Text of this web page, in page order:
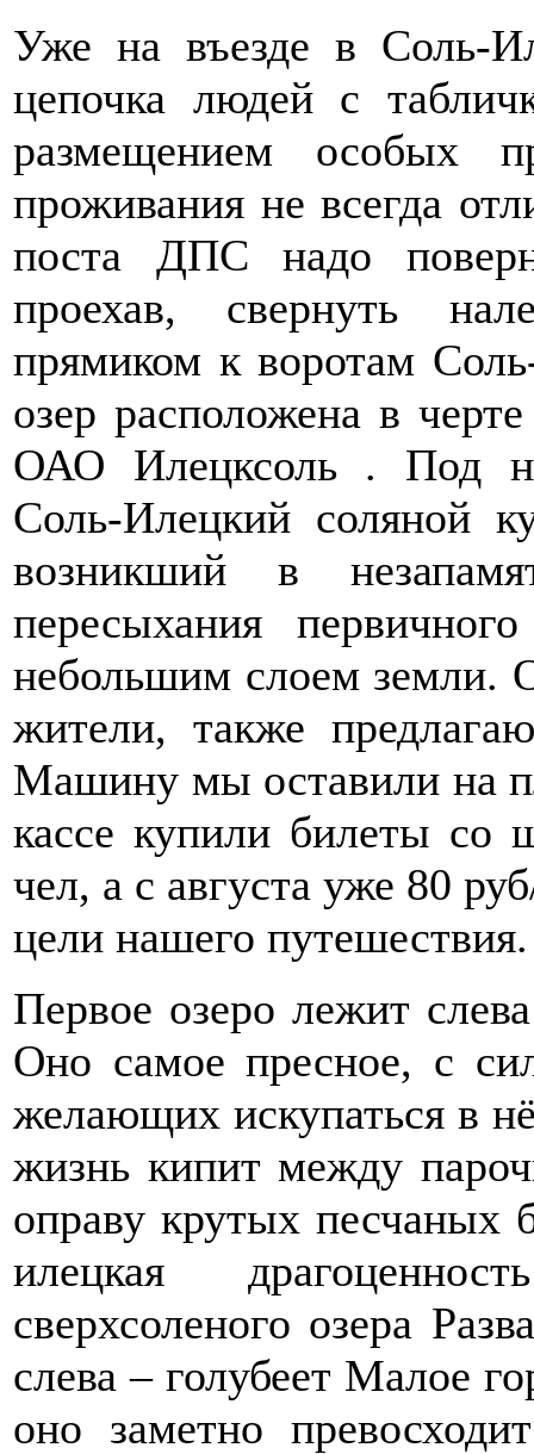
Уже на въезде в Соль-
цепочка людей с
размещением особых
проживания не всегда
поста ДПС надо
проехав, свернуть
прямиком к воротам
озер расположена в
ОАО Илецксоль . Под
Соль-Илецкий соляной
возникший в
пересыхания
небольшим слоем земли.
жители, также
Машину мы оставили на
кассе купили билеты со
чел, а с августа уже 80
цели нашего путешествия.
Первое озеро лежит
Оно самое пресное, с
желающих искупаться в
жизнь кипит между
оправу крутых песчаных
илецкая
сверхсоленого озера
слева – голубеет Малое
оно заметно